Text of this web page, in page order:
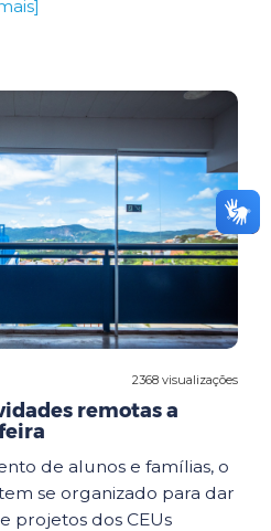
2368 visualizações
remotas a
de alunos e famílias, o
se organizado para dar
projetos dos CEUs